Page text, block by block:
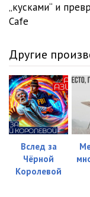
„кусками“ и
Cafe
Другие
Вслед за
Чёрной
Королевой